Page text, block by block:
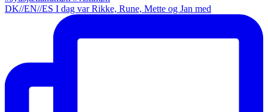
DK//EN//ES I dag var Rikke, Rune, Mette og Jan med